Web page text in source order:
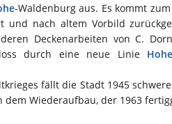
-Waldenburg aus. Es kommt
und nach altem Vorbild
Deckenarbeiten von C.
durch eine neue Linie
fällt die Stadt 1945
dem Wiederaufbau, der 1963